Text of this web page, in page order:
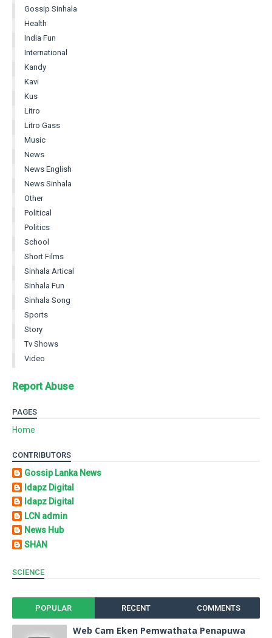
Gossip Sinhala
Health
India Fun
International
Kandy
Kavi
Kus
Litro
Litro Gass
Music
News
News English
News Sinhala
Other
Political
Politics
School
Short Films
Sinhala Artical
Sinhala Fun
Sinhala Song
Sports
Story
Tv Shows
Video
Report Abuse
PAGES
Home
CONTRIBUTORS
Gossip Lanka News
Idapz Digital
Idapz Digital
LCN admin
News Hub
SHAN
SCIENCE
POPULAR RECENT COMMENTS
Web Cam Eken Pemwathata Penapuwa